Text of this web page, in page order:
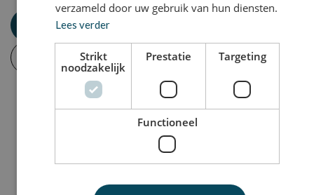
Inschrijven
verzameld door uw gebruik van hun diensten.
Lees verder
Strikt
noodzakelijk
Prestatie Targeting
Functioneel